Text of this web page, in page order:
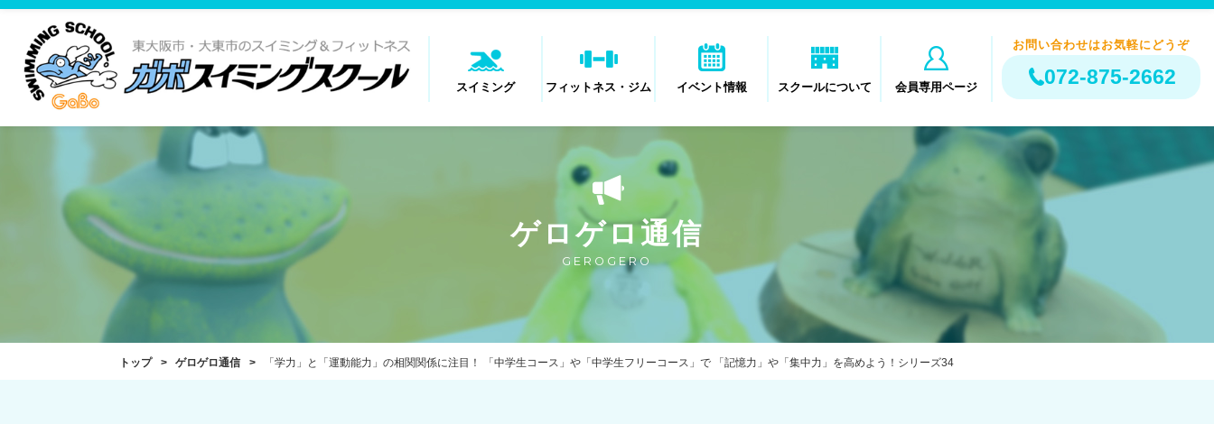
スイミング フィットネス・ジム イベント情報 スクールについて 会員専用ページ
お問い合わせはお気軽にどうぞ
072-875-2662
ゲロゲロ通信
GEROGERO
トップ ゲロゲロ通信 「学力」と「運動能力」の相関関係に注目！ 「中学生コース」や「中学生フリーコース」で 「記憶力」や「集中力」を高めよう！シリーズ34